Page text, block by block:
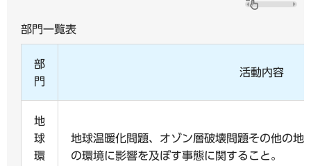
部門一覧表
部
門
活動内容
地
球
環
地球温暖化問題、オゾン層破壊問題その他の地
の環境に影響を及ぼす事態に関すること。